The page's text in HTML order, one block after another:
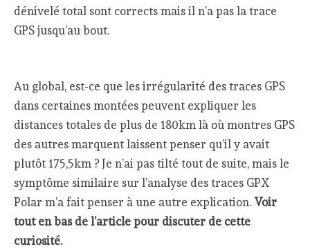
dénivelé total sont corrects mais il n’a pas la trace
GPS jusqu’au bout.
Au global, est-ce que les irrégularité des traces GPS
dans certaines montées peuvent expliquer les
distances totales de plus de 180km là où montres GPS
des autres marquent laissent penser qu’il y avait
plutôt 175,5km ? Je n’ai pas tilté tout de suite, mais le
symptôme similaire sur l’analyse des traces GPX
Polar m’a fait penser à une autre explication. Voir
tout en bas de l’article pour discuter de cette
curiosité.